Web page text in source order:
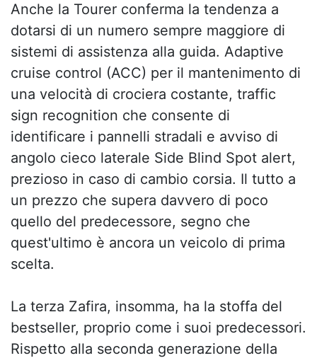
Anche la Tourer conferma la tendenza a
dotarsi di un numero sempre maggiore di
sistemi di assistenza alla guida. Adaptive
cruise control (ACC) per il mantenimento di
una velocità di crociera costante, traffic
sign recognition che consente di
identificare i pannelli stradali e avviso di
angolo cieco laterale Side Blind Spot alert,
prezioso in caso di cambio corsia. Il tutto a
un prezzo che supera davvero di poco
quello del predecessore, segno che
quest'ultimo è ancora un veicolo di prima
scelta.
La terza Zafira, insomma, ha la stoffa del
bestseller, proprio come i suoi predecessori.
Rispetto alla seconda generazione della